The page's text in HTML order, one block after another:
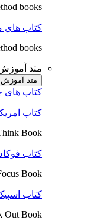
books
کتاب های
books
متد
متد آموزش
کتاب های
کتاب
Book
کتاب
Book
کتاب
Out Book